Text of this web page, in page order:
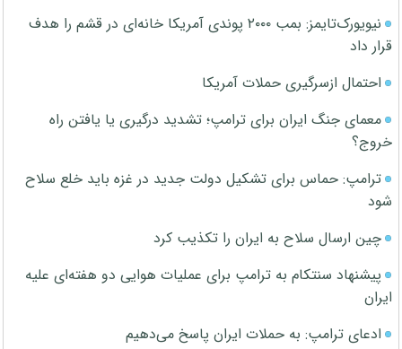
نیویورک‌تایمز: بمب ۲۰۰۰ پوندی آمریکا خانه‌ای در قشم را هدف
قرار داد
احتمال ازسرگیری حملات آمریکا
معمای جنگ ایران برای ترامپ؛ تشدید درگیری یا یافتن راه
خروج؟
ترامپ: حماس برای تشکیل دولت جدید در غزه باید خلع سلاح
شود
چین ارسال سلاح به ایران را تکذیب کرد
پیشنهاد سنتکام به ترامپ برای عملیات هوایی دو هفته‌ای علیه
ایران
ادعای ترامپ: به حملات ایران پاسخ می‌دهیم